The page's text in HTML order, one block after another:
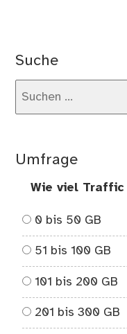
Suche
Umfrage
Wie viel Traffic
0 bis 50 GB
51 bis 100 GB
101 bis 200 GB
201 bis 300 GB